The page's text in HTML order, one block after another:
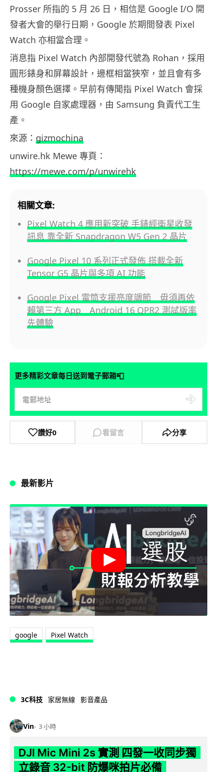
Prosser 所指的 5 月 26 日，相信是 Google I/O 開
發者大會的舉行日期，Google 於期間發表 Pixel
Watch 亦相當合理。
消息指 Pixel Watch 內部開發代號為 Rohan，採用
圓形錶身和屏幕設計，邊框相當狹窄，並且會有多
種機身顏色選擇。早前有傳聞指 Pixel Watch 會採
用 Google 自家處理器，由 Samsung 負責代工生
產。
來源： gizmochina
unwire.hk Mewe 專頁：
https://mewe.com/p/unwirehk
相關文章:
Pixel Watch 4 應用新突破 手錶經衛星收發
訊息 靠全新 Snapdragon W5 Gen 2 晶片
Google Pixel 10 系列正式發佈 搭載全新
Tensor G5 晶片與多項 AI 功能
Google Pixel 電筒支援亮度調節 毋須再依
賴第三方 App Android 16 QPR2 測試版率
先體驗
更多精彩文章每日送到電子郵箱📮
讚好0 看留言 分享
最新影片
google Pixel Watch
3C科技 家居無線 影音產品
Vin 3 小時
DJI Mic Mini 2s 實測 四發一收同步獨
立錄音 32-bit 防爆咪拍片必備